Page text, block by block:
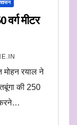
मीटर
मोहन रयाल ने
की 250
करने…